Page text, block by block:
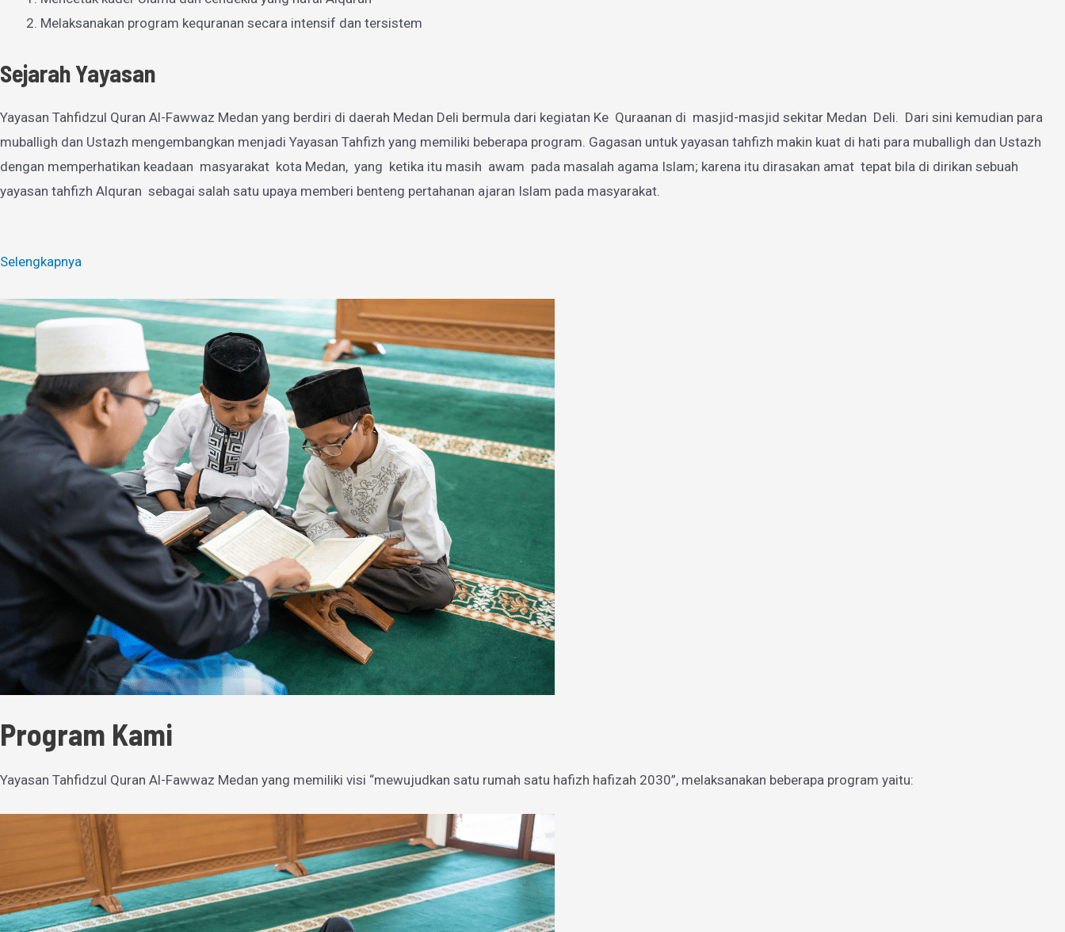
Melaksanakan program kequranan secara intensif dan tersistem
Sejarah Yayasan
Yayasan Tahfidzul Quran Al-Fawwaz Medan yang berdiri di daerah Medan Deli bermula dari kegiatan Ke Quraanan di masjid-masjid sekitar Medan Deli. Dari sini kemudian para
muballigh dan Ustazh mengembangkan menjadi Yayasan Tahfizh yang memiliki beberapa program. Gagasan untuk yayasan tahfizh makin kuat di hati para muballigh dan Ustazh
dengan memperhatikan keadaan masyarakat kota Medan, yang ketika itu masih awam pada masalah agama Islam; karena itu dirasakan amat tepat bila di dirikan sebuah
yayasan tahfizh Alquran sebagai salah satu upaya memberi benteng pertahanan ajaran Islam pada masyarakat.
Selengkapnya
Program Kami
Yayasan Tahfidzul Quran Al-Fawwaz Medan yang memiliki visi “mewujudkan satu rumah satu hafizh hafizah 2030”, melaksanakan beberapa program yaitu: